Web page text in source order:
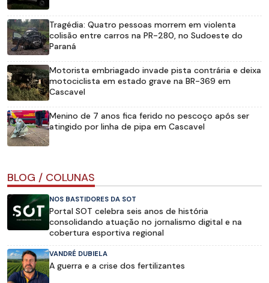
Tragédia: Quatro pessoas morrem em violenta
colisão entre carros na PR-280, no Sudoeste do
Paraná
Motorista embriagado invade pista contrária e deixa
motociclista em estado grave na BR-369 em
Cascavel
Menino de 7 anos fica ferido no pescoço após ser
atingido por linha de pipa em Cascavel
BLOG / COLUNAS
NOS BASTIDORES DA SOT
Portal SOT celebra seis anos de história
consolidando atuação no jornalismo digital e na
cobertura esportiva regional
VANDRÉ DUBIELA
A guerra e a crise dos fertilizantes